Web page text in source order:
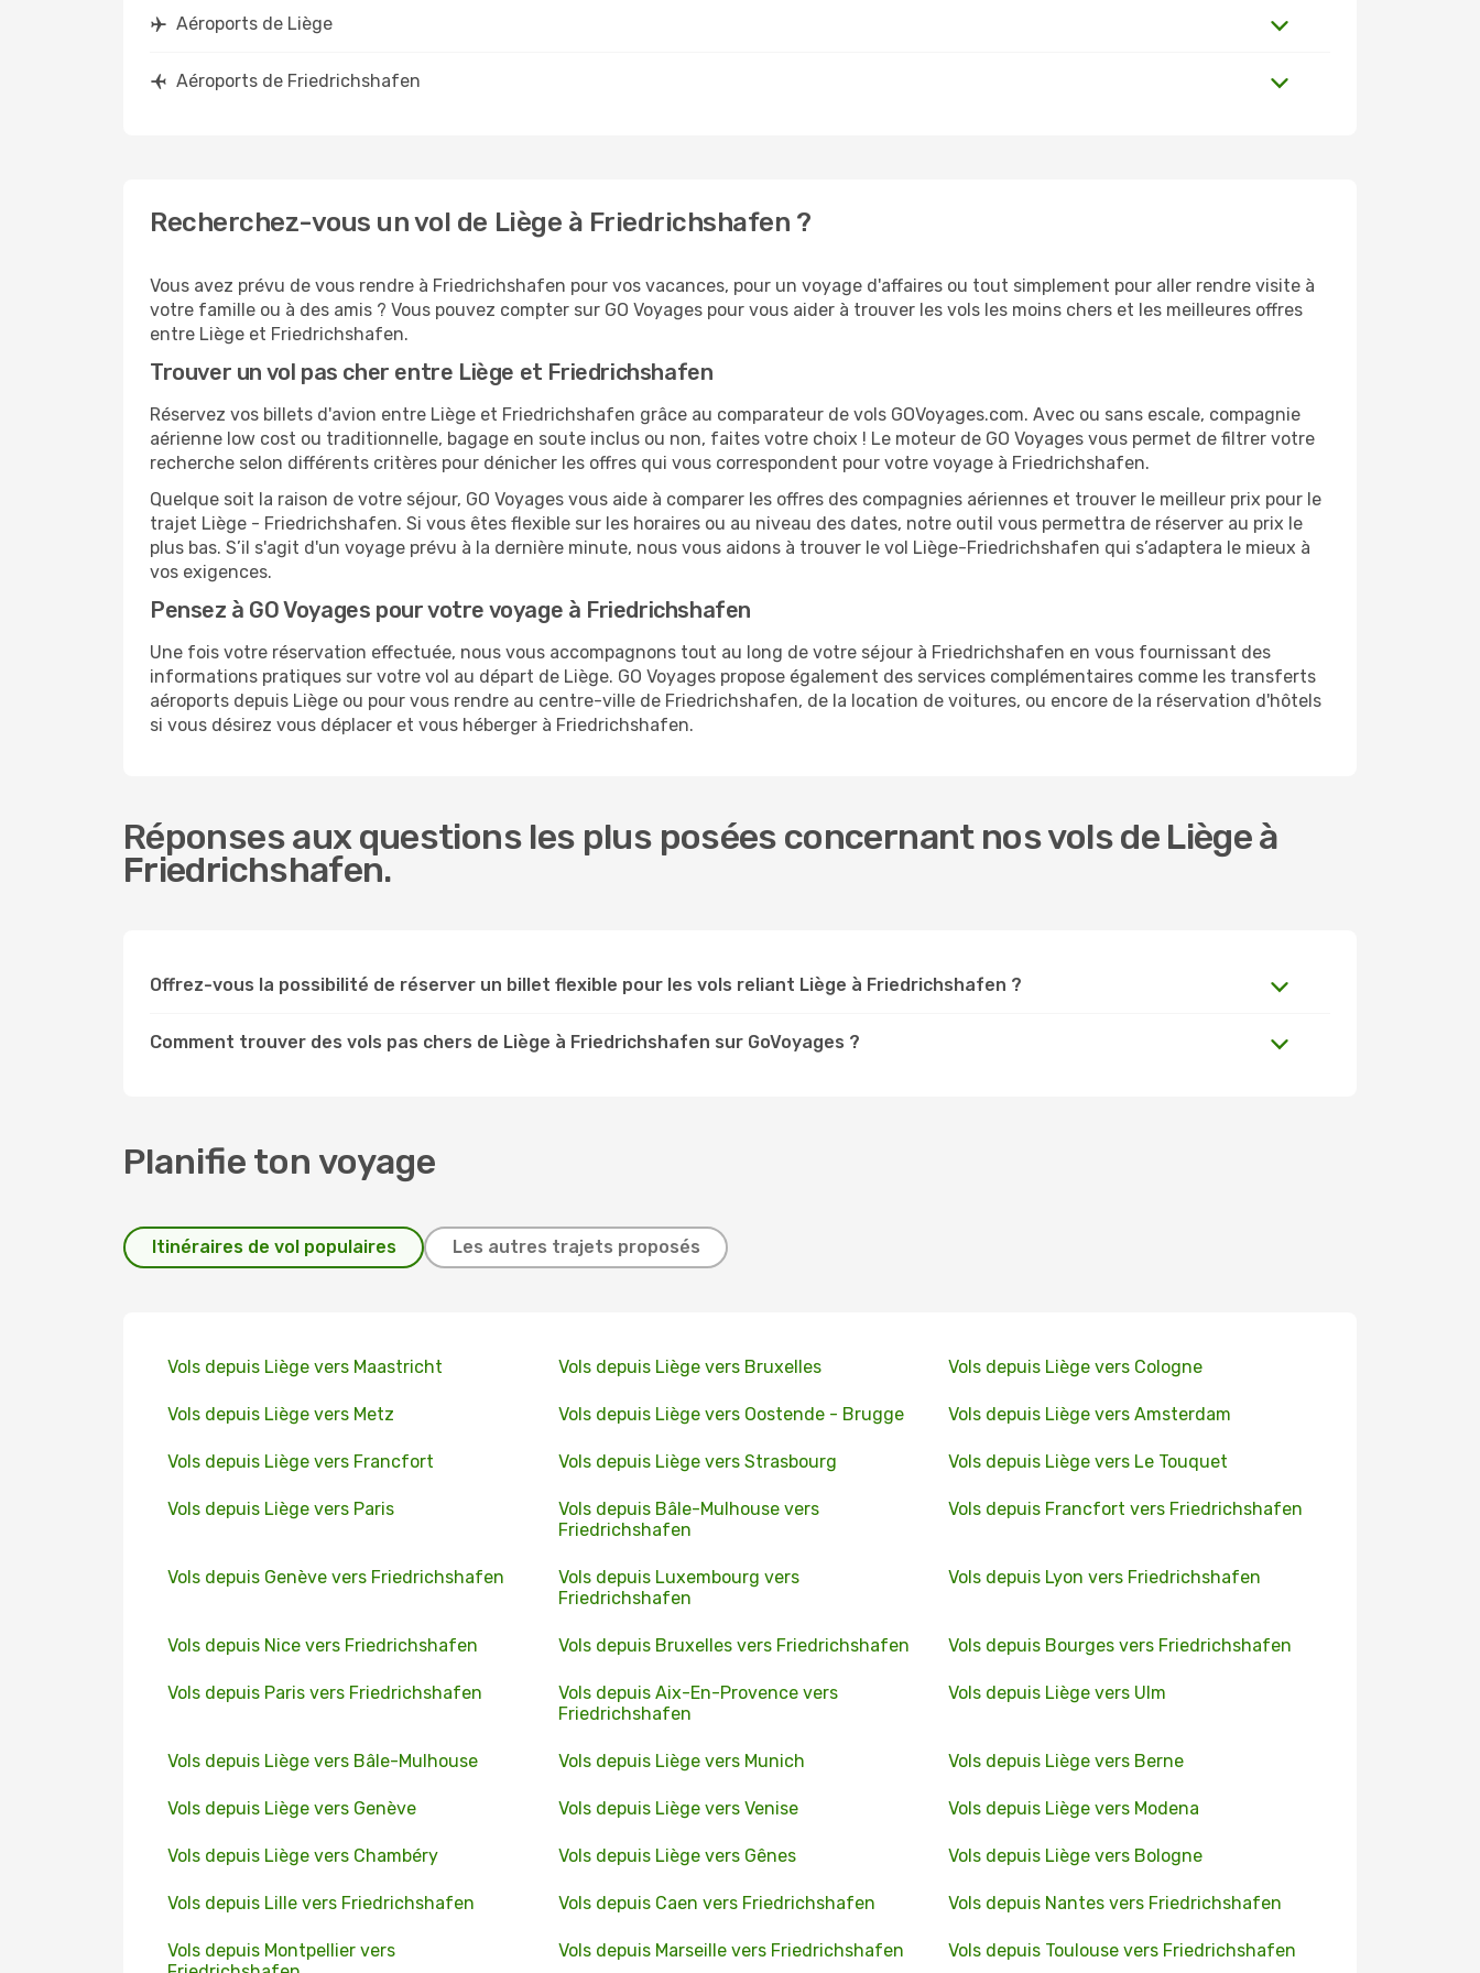
Aéroports de Liège
Aéroports de Friedrichshafen
Recherchez-vous un vol de Liège à Friedrichshafen ?
Vous avez prévu de vous rendre à Friedrichshafen pour vos vacances, pour un voyage d'affaires ou tout simplement pour aller rendre visite à
votre famille ou à des amis ? Vous pouvez compter sur GO Voyages pour vous aider à trouver les vols les moins chers et les meilleures offres
entre Liège et Friedrichshafen.
Trouver un vol pas cher entre Liège et Friedrichshafen
Réservez vos billets d'avion entre Liège et Friedrichshafen grâce au comparateur de vols GOVoyages.com. Avec ou sans escale, compagnie
aérienne low cost ou traditionnelle, bagage en soute inclus ou non, faites votre choix ! Le moteur de GO Voyages vous permet de filtrer votre
recherche selon différents critères pour dénicher les offres qui vous correspondent pour votre voyage à Friedrichshafen.
Quelque soit la raison de votre séjour, GO Voyages vous aide à comparer les offres des compagnies aériennes et trouver le meilleur prix pour le
trajet Liège - Friedrichshafen. Si vous êtes flexible sur les horaires ou au niveau des dates, notre outil vous permettra de réserver au prix le
plus bas. S’il s'agit d'un voyage prévu à la dernière minute, nous vous aidons à trouver le vol Liège-Friedrichshafen qui s’adaptera le mieux à
vos exigences.
Pensez à GO Voyages pour votre voyage à Friedrichshafen
Une fois votre réservation effectuée, nous vous accompagnons tout au long de votre séjour à Friedrichshafen en vous fournissant des
informations pratiques sur votre vol au départ de Liège. GO Voyages propose également des services complémentaires comme les transferts
aéroports depuis Liège ou pour vous rendre au centre-ville de Friedrichshafen, de la location de voitures, ou encore de la réservation d'hôtels
si vous désirez vous déplacer et vous héberger à Friedrichshafen.
Réponses aux questions les plus posées concernant nos vols de Liège à
Friedrichshafen.
Offrez-vous la possibilité de réserver un billet flexible pour les vols reliant Liège à Friedrichshafen ?
Comment trouver des vols pas chers de Liège à Friedrichshafen sur GoVoyages ?
Planifie ton voyage
Itinéraires de vol populaires Les autres trajets proposés
Vols depuis Liège vers Maastricht Vols depuis Liège vers Bruxelles Vols depuis Liège vers Cologne
Vols depuis Liège vers Metz Vols depuis Liège vers Oostende - Brugge Vols depuis Liège vers Amsterdam
Vols depuis Liège vers Francfort Vols depuis Liège vers Strasbourg Vols depuis Liège vers Le Touquet
Vols depuis Liège vers Paris
Vols depuis Bâle-Mulhouse vers
Friedrichshafen
Vols depuis Francfort vers Friedrichshafen
Vols depuis Genève vers Friedrichshafen
Vols depuis Luxembourg vers
Friedrichshafen
Vols depuis Lyon vers Friedrichshafen
Vols depuis Nice vers Friedrichshafen Vols depuis Bruxelles vers Friedrichshafen Vols depuis Bourges vers Friedrichshafen
Vols depuis Paris vers Friedrichshafen
Vols depuis Aix-En-Provence vers
Friedrichshafen
Vols depuis Liège vers Ulm
Vols depuis Liège vers Bâle-Mulhouse Vols depuis Liège vers Munich Vols depuis Liège vers Berne
Vols depuis Liège vers Genève Vols depuis Liège vers Venise Vols depuis Liège vers Modena
Vols depuis Liège vers Chambéry Vols depuis Liège vers Gênes Vols depuis Liège vers Bologne
Vols depuis Lille vers Friedrichshafen Vols depuis Caen vers Friedrichshafen Vols depuis Nantes vers Friedrichshafen
Vols depuis Montpellier vers
Vols depuis Marseille vers Friedrichshafen Vols depuis Toulouse vers Friedrichshafen